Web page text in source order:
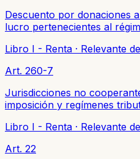
Descuento por donaciones
lucro pertenecientes al
Libro I - Renta · Relevante
Art. 260-7
Jurisdicciones no
imposición y regímenes
Libro I - Renta · Relevante
Art. 22